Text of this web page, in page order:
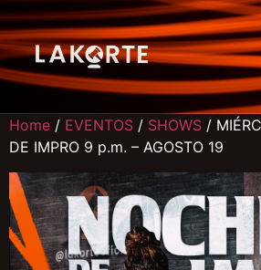
Home / EVENTOS / SHOWS /
DE IMPRO 9 p.m. – AGOSTO 19